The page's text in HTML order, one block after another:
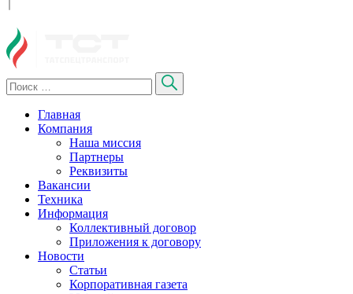
Главная
Компания
Наша миссия
Партнеры
Реквизиты
Вакансии
Техника
Информация
Коллективный договор
Приложения к договору
Новости
Статьи
Корпоративная газета